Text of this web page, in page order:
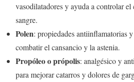
vasodilatadores y ayuda a controlar
sangre.
Polen: propiedades antiinflamatorias
combatir el cansancio y la astenia.
Propóleo o própolis: analgésico y
para mejorar catarros y dolores de